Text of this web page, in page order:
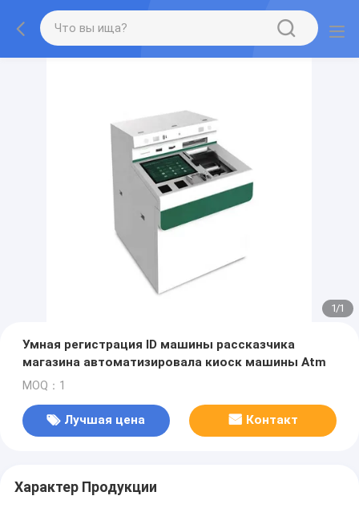
1/1
Умная регистрация ID машины рассказчика
магазина автоматизировала киоск машины Atm
MOQ：1
Лучшая цена Контакт
Характер Продукции